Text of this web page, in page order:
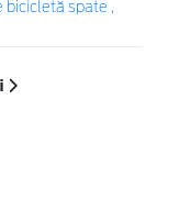
bicicletă spate ,